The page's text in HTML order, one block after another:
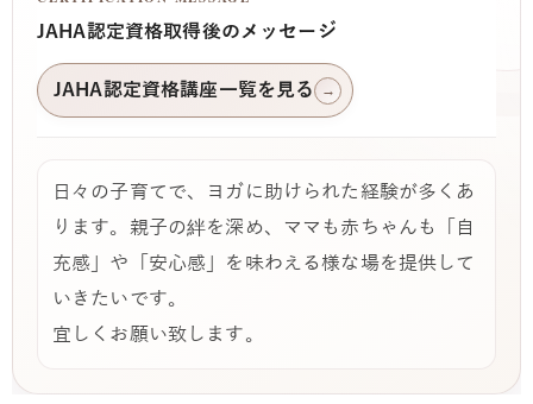
JAHA認定資格取得後のメッセージ
JAHA認定資格講座一覧を見る →
日々の子育てで、ヨガに助けられた経験が多くあ
ります。親子の絆を深め、ママも赤ちゃんも「自
充感」や「安心感」を味わえる様な場を提供して
いきたいです。
宜しくお願い致します。